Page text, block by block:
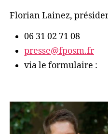
Florian Lainez,
06 31 02 71 08
presse@fposm.fr
via le formulaire :